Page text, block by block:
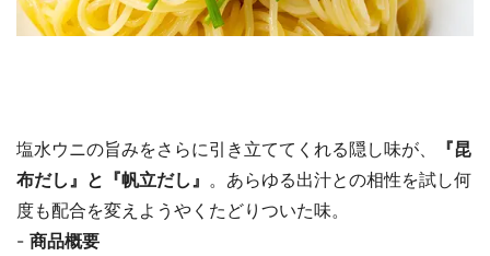
塩水ウニの旨みをさらに引き立ててくれる隠し味が、
『昆
布だし』と『帆立だし』 。あらゆる出汁との相性を試し何
度も配合を変えようやくたどりついた味。
- 商品概要